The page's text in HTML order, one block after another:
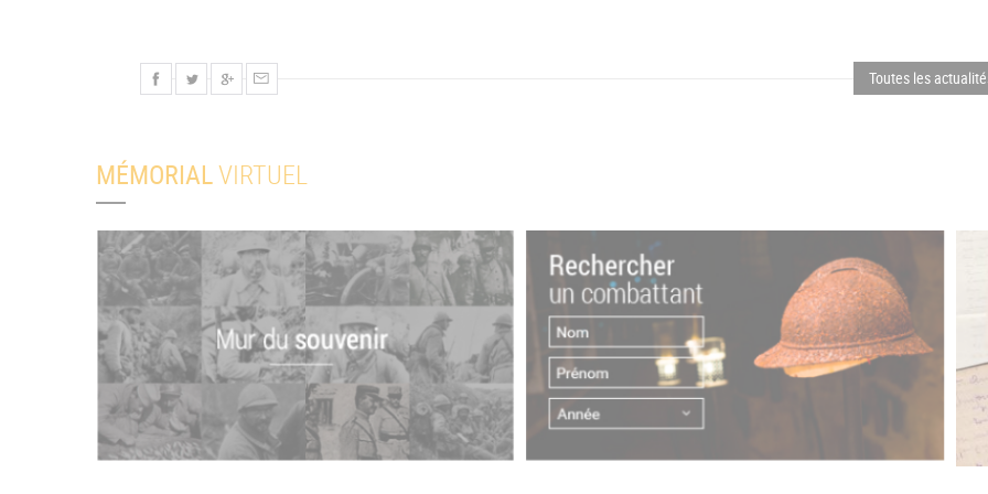
Toutes les
MÉMORIALVIRTUEL